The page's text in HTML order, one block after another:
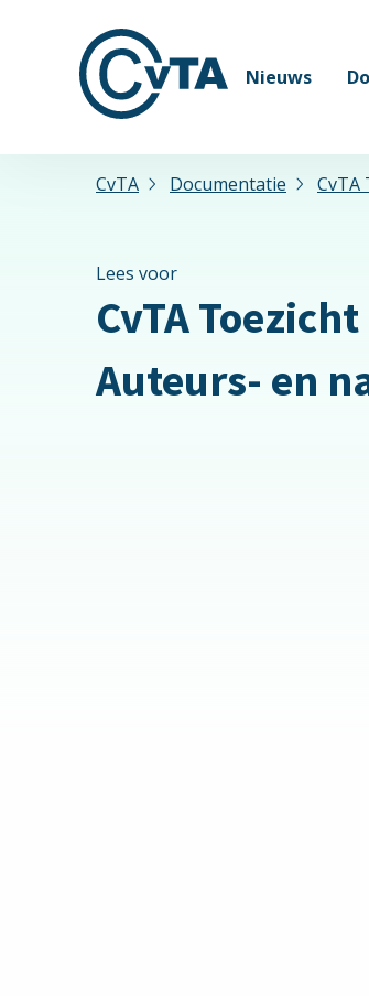
Nieuws
CvTA Documentatie CvTA
Lees voor
CvTA
Auteurs- en